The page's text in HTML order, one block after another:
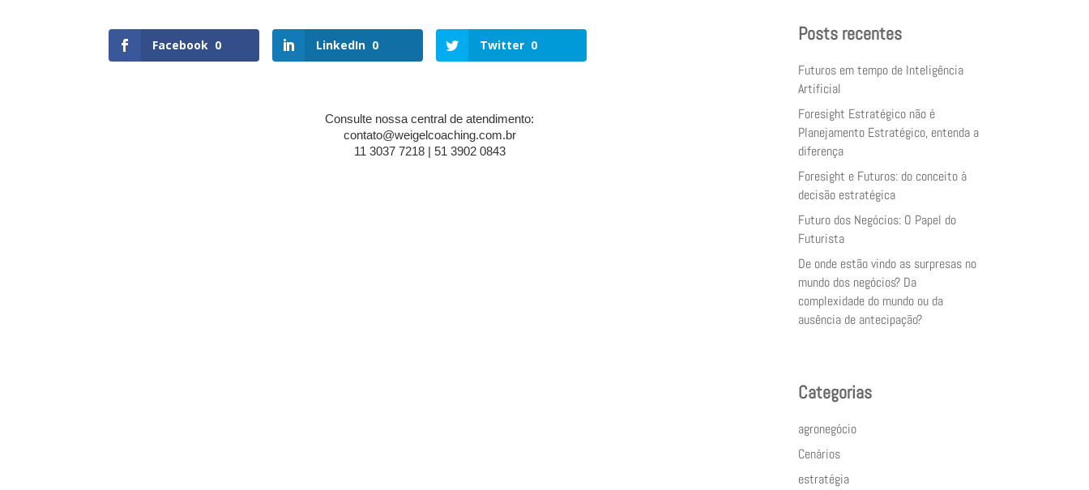
Facebook 0 LinkedIn 0 Twitter 0
Consulte nossa central de atendimento:
contato@weigelcoaching.com.br
11 3037 7218 | 51 3902 0843
Posts recentes
Futuros em tempo de Inteligência
Artificial
Foresight Estratégico não é
Planejamento Estratégico, entenda a
diferença
Foresight e Futuros: do conceito à
decisão estratégica
Futuro dos Negócios: O Papel do
Futurista
De onde estão vindo as surpresas no
mundo dos negócios? Da
complexidade do mundo ou da
ausência de antecipação?
Categorias
agronegócio
Cenários
estratégia